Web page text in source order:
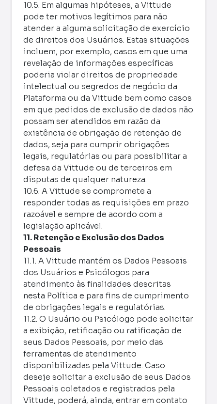
10.5. Em algumas hipóteses, a Vittude
pode ter motivos legítimos para não
atender a alguma solicitação de exercício
de direitos dos Usuários. Estas situações
incluem, por exemplo, casos em que uma
revelação de informações específicas
poderia violar direitos de propriedade
intelectual ou segredos de negócio da
Plataforma ou da Vittude bem como casos
em que pedidos de exclusão de dados não
possam ser atendidos em razão da
existência de obrigação de retenção de
dados, seja para cumprir obrigações
legais, regulatórias ou para possibilitar a
defesa da Vittude ou de terceiros em
disputas de qualquer natureza.
10.6. A Vittude se compromete a
responder todas as requisições em prazo
razoável e sempre de acordo com a
legislação aplicável.
11. Retenção e Exclusão dos Dados
Pessoais
11.1. A Vittude mantém os Dados Pessoais
dos Usuários e Psicólogos para
atendimento às finalidades descritas
nesta Política e para fins de cumprimento
de obrigações legais e regulatórias.
11.2. O Usuário ou Psicólogo pode solicitar
a exibição, retificação ou ratificação de
seus Dados Pessoais, por meio das
ferramentas de atendimento
disponibilizadas pela Vittude. Caso
deseje solicitar a exclusão de seus Dados
Pessoais coletados e registrados pela
Vittude, poderá, ainda, entrar em contato